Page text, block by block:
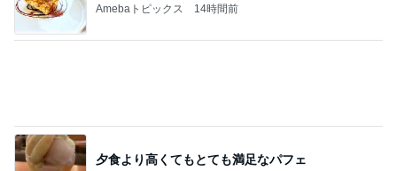
Amebaトピックス 14時間前
夕食より高くてもとても満足なパフェ